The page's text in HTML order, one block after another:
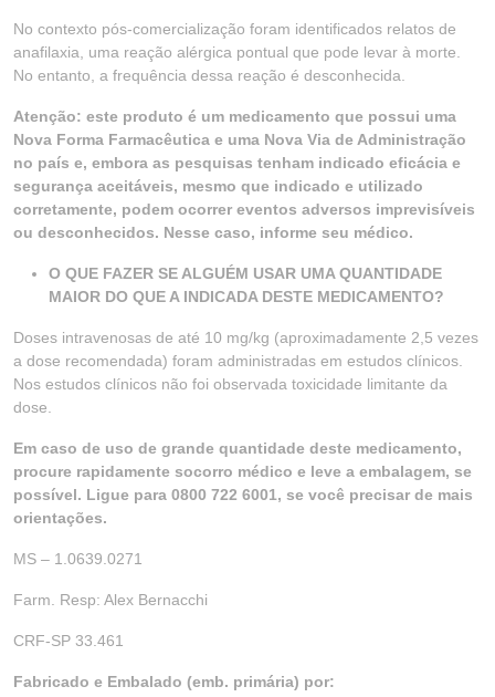
No contexto pós-comercialização foram identificados relatos de
anafilaxia, uma reação alérgica pontual que pode levar à morte.
No entanto, a frequência dessa reação é desconhecida.
Atenção: este produto é um medicamento que possui uma
Nova Forma Farmacêutica e uma Nova Via de Administração
no país e, embora as pesquisas tenham indicado eficácia e
segurança aceitáveis, mesmo que indicado e utilizado
corretamente, podem ocorrer eventos adversos imprevisíveis
ou desconhecidos. Nesse caso, informe seu médico.
O QUE FAZER SE ALGUÉM USAR UMA QUANTIDADE
MAIOR DO QUE A INDICADA DESTE MEDICAMENTO?
Doses intravenosas de até 10 mg/kg (aproximadamente 2,5 vezes
a dose recomendada) foram administradas em estudos clínicos.
Nos estudos clínicos não foi observada toxicidade limitante da
dose.
Em caso de uso de grande quantidade deste medicamento,
procure rapidamente socorro médico e leve a embalagem, se
possível. Ligue para 0800 722 6001, se você precisar de mais
orientações.
MS – 1.0639.0271
Farm. Resp: Alex Bernacchi
CRF-SP 33.461
Fabricado e Embalado (emb. primária) por: